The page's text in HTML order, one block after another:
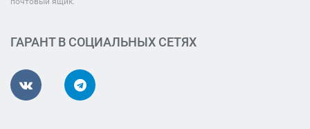
ГАРАНТ В СОЦИАЛЬНЫХ СЕТЯХ